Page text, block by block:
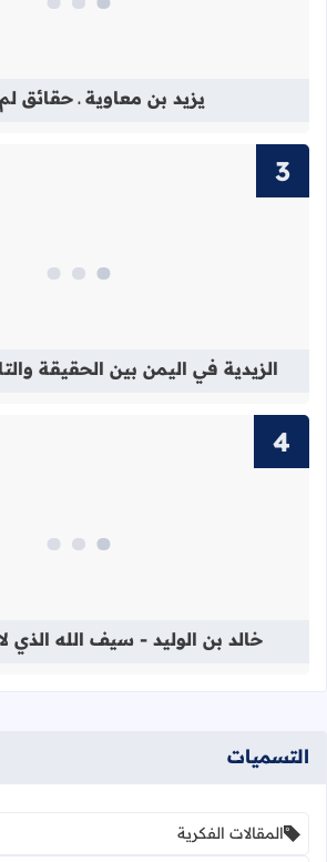
قراءة
يزيد بن معاوية ـ حقائق
قراءة
الزيدية في اليمن بين الحقيقة
قراءة
خالد بن الوليد - سيف الله الذي
التسميات
المقالات الفكرية